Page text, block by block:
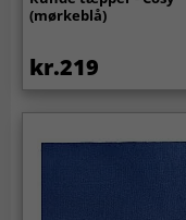
(mørkeblå)
kr.219